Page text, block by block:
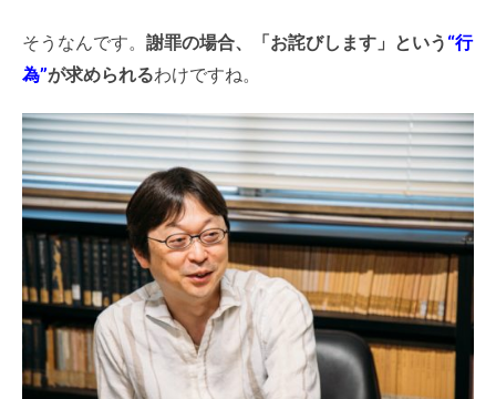
そうなんです。 謝罪の場合、「お詫びします」という “行
為”が求められるわけですね。